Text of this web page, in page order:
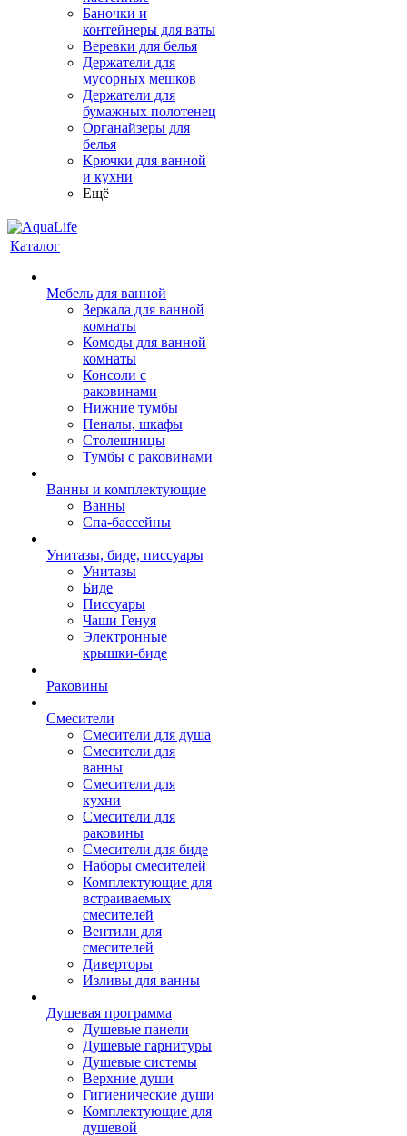
Баночки и
контейнеры для ваты
Веревки для белья
Держатели для
мусорных мешков
Держатели для
бумажных полотенец
Органайзеры для
белья
Крючки для ванной
и кухни
Ещё
Каталог
Мебель для ванной
Зеркала для ванной
комнаты
Комоды для ванной
комнаты
Консоли с
раковинами
Нижние тумбы
Пеналы, шкафы
Столешницы
Тумбы с раковинами
Ванны и комплектующие
Ванны
Спа-бассейны
Унитазы, биде, писсуары
Унитазы
Биде
Писсуары
Чаши Генуя
Электронные
крышки-биде
Раковины
Смесители
Смесители для душа
Смесители для
ванны
Смесители для
кухни
Смесители для
раковины
Смесители для биде
Наборы смесителей
Комплектующие для
встраиваемых
смесителей
Вентили для
смесителей
Диверторы
Изливы для ванны
Душевая программа
Душевые панели
Душевые гарнитуры
Душевые системы
Верхние души
Гигиенические души
Комплектующие для
душевой